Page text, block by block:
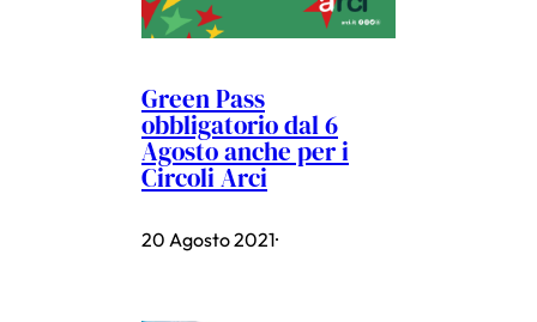
Green Pass
obbligatorio dal 6
Agosto anche per i
Circoli Arci
20 Agosto 2021·